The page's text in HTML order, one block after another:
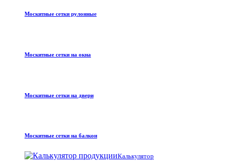
Москитные сетки рулонные
Москитные сетки на окна
Москитные сетки на двери
Москитные сетки на балкон
Калькулятор